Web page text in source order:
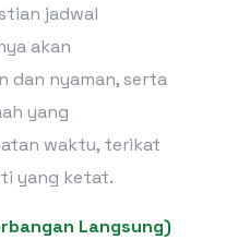
jadwal
akan
dan nyaman, serta
yang
waktu, terikat
yang ketat.
Langsung)